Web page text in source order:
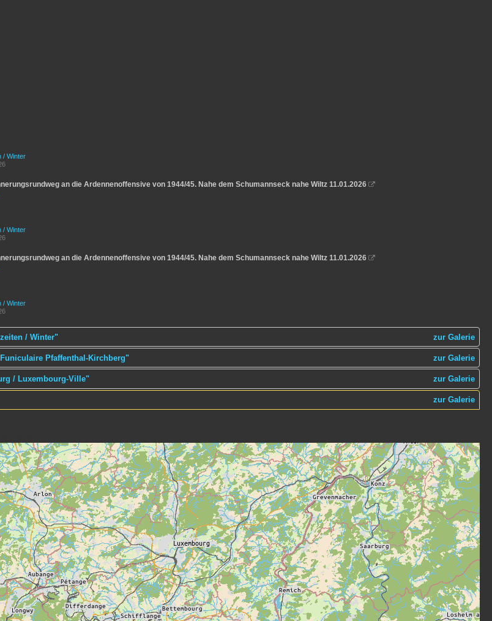
/ Winter
an die Ardennenoffensive von 1944/45. Nahe dem Schumannseck nahe Wiltz 11.01.2026 
/ Winter
an die Ardennenoffensive von 1944/45. Nahe dem Schumannseck nahe Wiltz 11.01.2026 
/ Winter
zur Galerie
/ Winter"
zur Galerie
Pfaffenthal-Kirchberg"
zur Galerie
/ Luxembourg-Ville"
zur Galerie